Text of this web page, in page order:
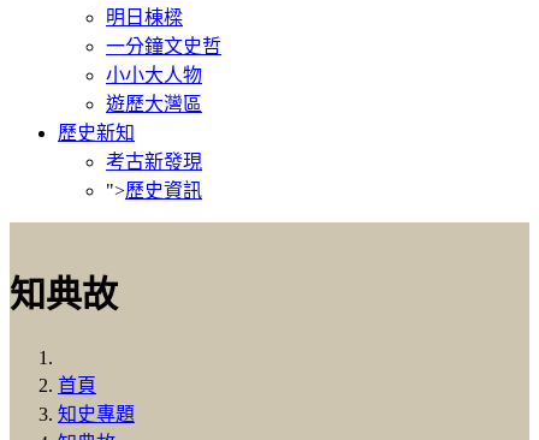
明日棟樑
一分鐘文史哲
小小大人物
遊歷大灣區
歷史新知
考古新發現
">歷史資訊
知典故
首頁
知史專題